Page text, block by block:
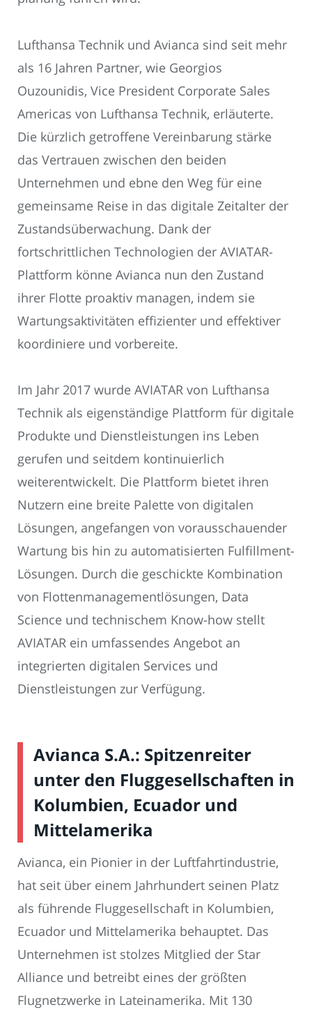
Lufthansa Technik und Avianca sind seit mehr
als 16 Jahren Partner, wie Georgios
Ouzounidis, Vice President Corporate Sales
Americas von Lufthansa Technik, erläuterte.
Die kürzlich getroffene Vereinbarung stärke
das Vertrauen zwischen den beiden
Unternehmen und ebne den Weg für eine
gemeinsame Reise in das digitale Zeitalter der
Zustandsüberwachung. Dank der
fortschrittlichen Technologien der AVIATAR-
Plattform könne Avianca nun den Zustand
ihrer Flotte proaktiv managen, indem sie
Wartungsaktivitäten effizienter und effektiver
koordiniere und vorbereite.
Im Jahr 2017 wurde AVIATAR von Lufthansa
Technik als eigenständige Plattform für digitale
Produkte und Dienstleistungen ins Leben
gerufen und seitdem kontinuierlich
weiterentwickelt. Die Plattform bietet ihren
Nutzern eine breite Palette von digitalen
Lösungen, angefangen von vorausschauender
Wartung bis hin zu automatisierten Fulfillment-
Lösungen. Durch die geschickte Kombination
von Flottenmanagementlösungen, Data
Science und technischem Know-how stellt
AVIATAR ein umfassendes Angebot an
integrierten digitalen Services und
Dienstleistungen zur Verfügung.
Avianca S.A.: Spitzenreiter
unter den Fluggesellschaften in
Kolumbien, Ecuador und
Mittelamerika
Avianca, ein Pionier in der Luftfahrtindustrie,
hat seit über einem Jahrhundert seinen Platz
als führende Fluggesellschaft in Kolumbien,
Ecuador und Mittelamerika behauptet. Das
Unternehmen ist stolzes Mitglied der Star
Alliance und betreibt eines der größten
Flugnetzwerke in Lateinamerika. Mit 130